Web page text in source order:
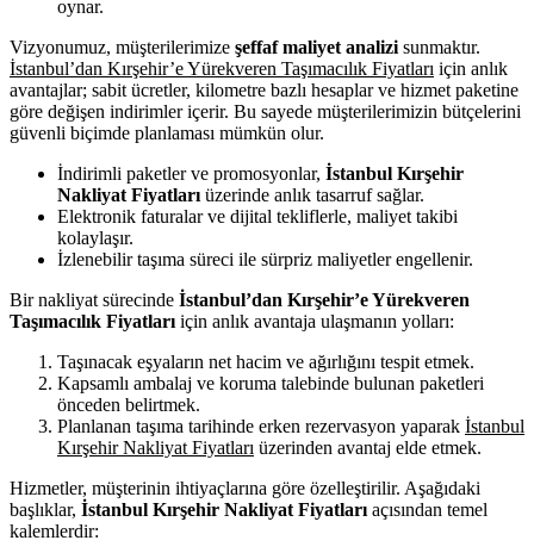
oynar.
Vizyonumuz, müşterilerimize şeffaf maliyet analizi sunmaktır.
İstanbul’dan Kırşehir’e Yürekveren Taşımacılık Fiyatları için anlık
avantajlar; sabit ücretler, kilometre bazlı hesaplar ve hizmet paketine
göre değişen indirimler içerir. Bu sayede müşterilerimizin bütçelerini
güvenli biçimde planlaması mümkün olur.
İndirimli paketler ve promosyonlar, İstanbul Kırşehir
Nakliyat Fiyatları üzerinde anlık tasarruf sağlar.
Elektronik faturalar ve dijital tekliflerle, maliyet takibi
kolaylaşır.
İzlenebilir taşıma süreci ile sürpriz maliyetler engellenir.
Bir nakliyat sürecinde İstanbul’dan Kırşehir’e Yürekveren
Taşımacılık Fiyatları için anlık avantaja ulaşmanın yolları:
Taşınacak eşyaların net hacim ve ağırlığını tespit etmek.
Kapsamlı ambalaj ve koruma talebinde bulunan paketleri
önceden belirtmek.
Planlanan taşıma tarihinde erken rezervasyon yaparak İstanbul
Kırşehir Nakliyat Fiyatları üzerinden avantaj elde etmek.
Hizmetler, müşterinin ihtiyaçlarına göre özelleştirilir. Aşağıdaki
başlıklar, İstanbul Kırşehir Nakliyat Fiyatları açısından temel
kalemlerdir: